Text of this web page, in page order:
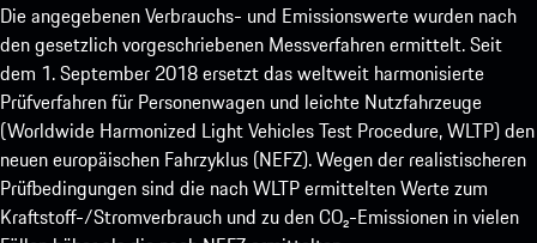
Die angegebenen Verbrauchs- und Emissionswerte wurden nach
den gesetzlich vorgeschriebenen Messverfahren ermittelt. Seit
dem 1. September 2018 ersetzt das weltweit harmonisierte
Prüfverfahren für Personenwagen und leichte Nutzfahrzeuge
(Worldwide Harmonized Light Vehicles Test Procedure, WLTP) den
neuen europäischen Fahrzyklus (NEFZ). Wegen der realistischeren
Prüfbedingungen sind die nach WLTP ermittelten Werte zum
Kraftstoff-/Stromverbrauch und zu den CO₂-Emissionen in vielen